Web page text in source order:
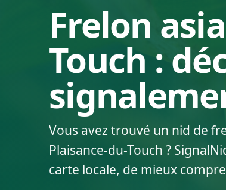
Frelon
Touch :
Vous avez trouvé un nid de
Plaisance-du-Touch ?
carte locale, de mieux